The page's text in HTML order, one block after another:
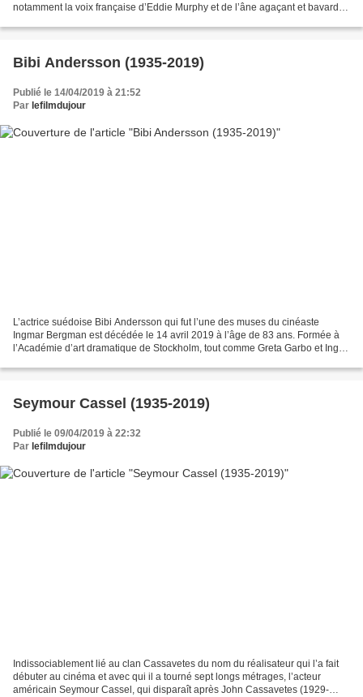
notamment la voix française d’Eddie Murphy et de l’âne agaçant et bavard
Bibi Andersson (1935-2019)
Publié le 14/04/2019 à 21:52
Par lefilmdujour
L’actrice suédoise Bibi Andersson qui fut l’une des muses du cinéaste
Ingmar Bergman est décédée le 14 avril 2019 à l’âge de 83 ans. Formée à
l’Académie d’art dramatique de Stockholm, tout comme Greta Garbo et Ingrid
Seymour Cassel (1935-2019)
Publié le 09/04/2019 à 22:32
Par lefilmdujour
Indissociablement lié au clan Cassavetes du nom du réalisateur qui l’a fait
débuter au cinéma et avec qui il a tourné sept longs métrages, l’acteur
américain Seymour Cassel, qui disparaît après John Cassavetes (1929-